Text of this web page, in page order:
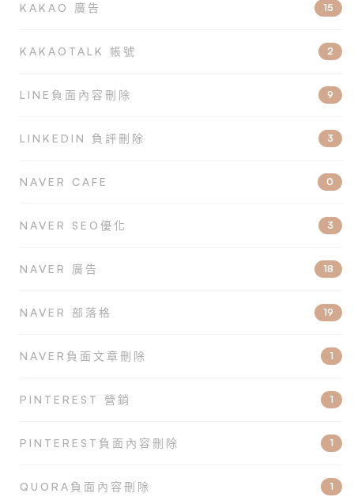
KAKAO 廣告 15
KAKAOTALK 帳號 2
LINE負面內容刪除 9
LINKEDIN 負評刪除 3
NAVER CAFE 0
NAVER SEO優化 3
NAVER 廣告 18
NAVER 部落格 19
NAVER負面文章刪除 1
PINTEREST 營銷 1
PINTEREST負面內容刪除 1
QUORA負面內容刪除 1